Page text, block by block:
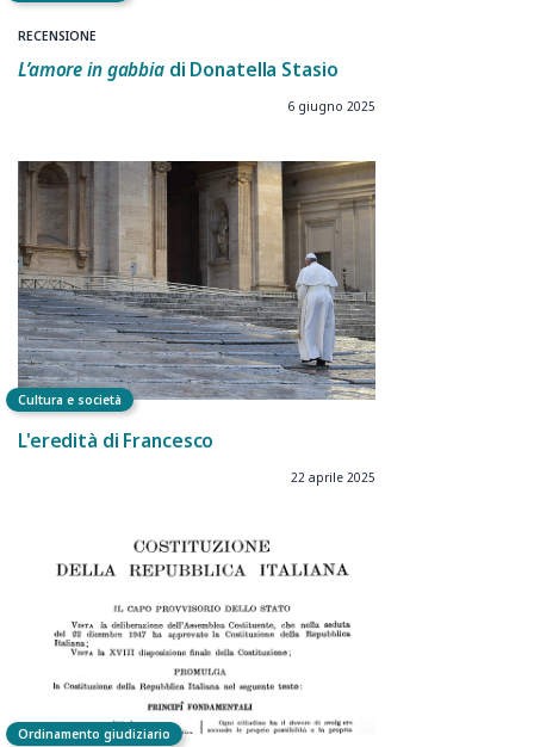
RECENSIONE
L’amore in gabbiadi Donatella Stasio
6 giugno 2025
Cultura e società
L'eredità di Francesco
22 aprile 2025
Ordinamento giudiziario